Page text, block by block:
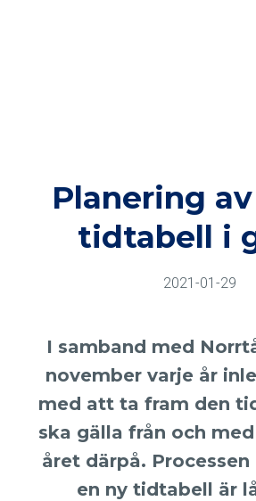
Planering
tidtabell i
2021-01-29
I samband med
november varje år
med att ta fram den
ska gälla från och
året därpå.
en ny tidtabell är